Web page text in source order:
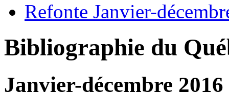
Refonte Janvier-
Bibliographie du
Janvier-décembre 2016